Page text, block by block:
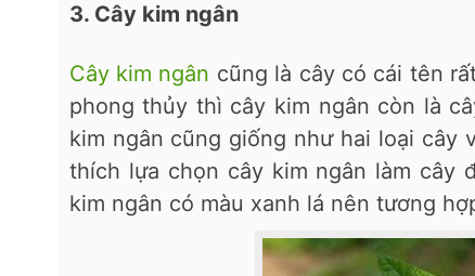
3. Cây kim ngân
Cây kim ngân cũng là cây có cái tên
phong thủy thì cây kim ngân còn là
kim ngân cũng giống như hai loại cây
thích lựa chọn cây kim ngân làm cây
kim ngân có màu xanh lá nên tương